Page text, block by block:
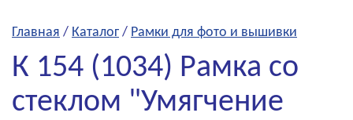
Главная / Каталог / Рамки для фото и вышивки
К 154 (1034) Рамка со
стеклом "Умягчение